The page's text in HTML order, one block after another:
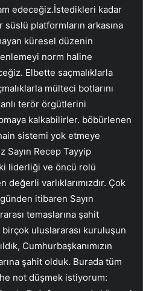
edeceğiz.İstedikleri kadar
platformların arkasına
küresel düzenin
norm haline
Elbette saçmalıklarla
mülteci botlarını
terör örgütlerini
kalkabilirler. böbürlenen
sistemi yok etmeye
Sayın Recep Tayyip
liderliği ve öncü rolü
varlıklarımızdır. Çok
itibaren Sayın
temaslarına şahit
uluslararası kuruluşun
Cumhurbaşkanımızın
şahit olduk. Burada tüm
not düşmek istiyorum: